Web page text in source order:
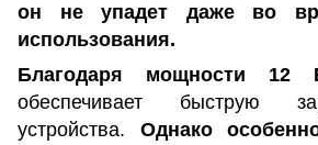
он не упадет даже во
использования.
Благодаря мощности 12
обеспечивает быструю
устройства. Однако